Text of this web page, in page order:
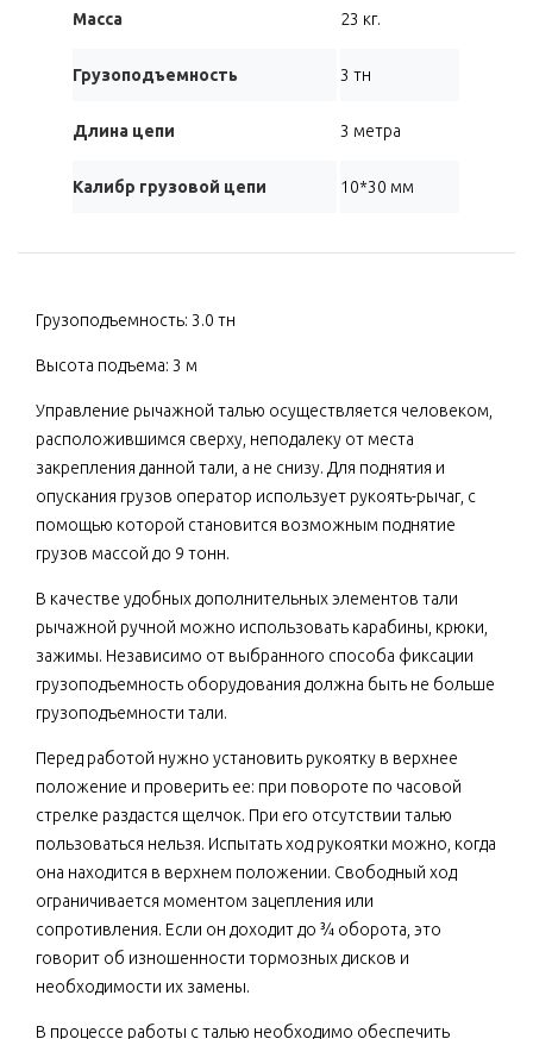
Масса 23 кг.
Грузоподъемность 3 тн
Длина цепи 3 метра
Калибр грузовой цепи 10*30 мм
Грузоподъемность: 3.0 тн
Высота подъема: 3 м
Управление рычажной талью осуществляется человеком,
расположившимся сверху, неподалеку от места
закрепления данной тали, а не снизу. Для поднятия и
опускания грузов оператор использует рукоять-рычаг, с
помощью которой становится возможным поднятие
грузов массой до 9 тонн.
В качестве удобных дополнительных элементов тали
рычажной ручной можно использовать карабины, крюки,
зажимы. Независимо от выбранного способа фиксации
грузоподъемность оборудования должна быть не больше
грузоподъемности тали.
Перед работой нужно установить рукоятку в верхнее
положение и проверить ее: при повороте по часовой
стрелке раздастся щелчок. При его отсутствии талью
пользоваться нельзя. Испытать ход рукоятки можно, когда
она находится в верхнем положении. Свободный ход
ограничивается моментом зацепления или
сопротивления. Если он доходит до ¾ оборота, это
говорит об изношенности тормозных дисков и
необходимости их замены.
В процессе работы с талью необходимо обеспечить